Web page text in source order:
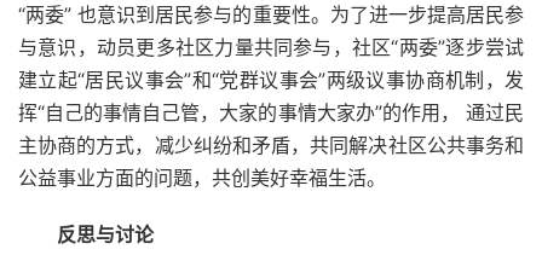
“两委” 也意识到居民参与的重要性。为了进一步提高居民参
与意识，动员更多社区力量共同参与，社区“两委”逐步尝试
建立起“居民议事会”和“党群议事会”两级议事协商机制，发
挥“自己的事情自己管，大家的事情大家办”的作用， 通过民
主协商的方式，减少纠纷和矛盾，共同解决社区公共事务和
公益事业方面的问题，共创美好幸福生活。
反思与讨论